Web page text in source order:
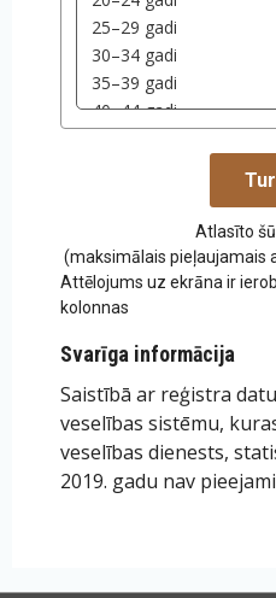
Atlasīto
(maksimālais pieļaujamais
Attēlojums uz ekrāna ir
kolonnas
Svarīga informācija
Saistībā ar reģistra
veselības sistēmu,
veselības dienests,
2019. gadu nav